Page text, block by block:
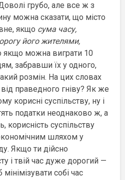
грубо, але все ж з
можна сказати, що місто
якщо сума часу,
його жителями,
якщо можна виграти 10
забравши їх у одного,
розмін. На цих словах
праведного гніву? Як же
корисні суспільству, ну і
податки неоднаково ж, а
корисність суспільству
шляхом у
Якщо ти дійсно
і твій час дуже дорогий —
собі час